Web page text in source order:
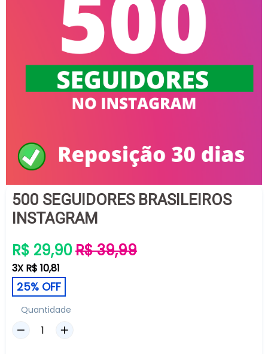
500 SEGUIDORES BRASILEIROS
INSTAGRAM
Preço
normal
R$ 29,90R$ 39,99
3X R$ 10,81
25% OFF
Quantidade